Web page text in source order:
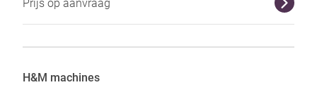
Prijs op aanvraag r
H&M machines